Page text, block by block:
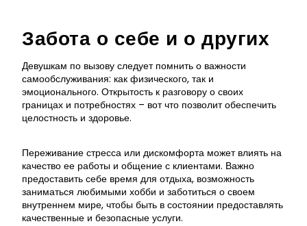
Забота о себе и о других
Девушкам по вызову следует помнить о важности
самообслуживания: как физического, так и
эмоционального. Открытость к разговору о своих
границах и потребностях – вот что позволит обеспечить
целостность и здоровье.
Переживание стресса или дискомфорта может влиять на
качество ее работы и общение с клиентами. Важно
предоставить себе время для отдыха, возможность
заниматься любимыми хобби и заботиться о своем
внутреннем мире, чтобы быть в состоянии предоставлять
качественные и безопасные услуги.